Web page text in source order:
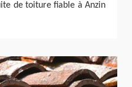
de toiture fiable à Anzin